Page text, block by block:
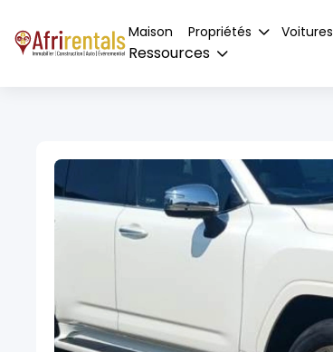
Maison Propriétés Voitures
Ressources